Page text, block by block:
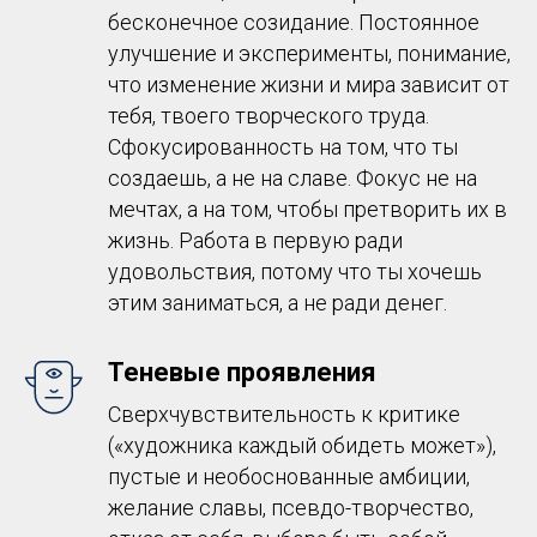
бесконечное созидание. Постоянное
улучшение и эксперименты, понимание,
что изменение жизни и мира зависит от
тебя, твоего творческого труда.
Сфокусированность на том, что ты
создаешь, а не на славе. Фокус не на
мечтах, а на том, чтобы претворить их в
жизнь. Работа в первую ради
удовольствия, потому что ты хочешь
этим заниматься, а не ради денег.
Теневые проявления
Сверхчувствительность к критике
(«художника каждый обидеть может»),
пустые и необоснованные амбиции,
желание славы, псевдо-творчество,